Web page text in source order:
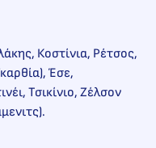
Κοστίνια, Ρέτσος,
Έσε,
Τσικίνιο, Ζέλσον